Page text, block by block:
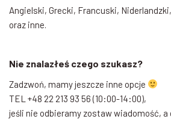
Angielski, Grecki, Francuski,
oraz inne.
Nie znalazłeś czego szukasz?
Zadzwoń, mamy jeszcze inne opcje
TEL +48 22 213 93 56 (10:00-14:00),
jeśli nie odbieramy zostaw wiadomość, a